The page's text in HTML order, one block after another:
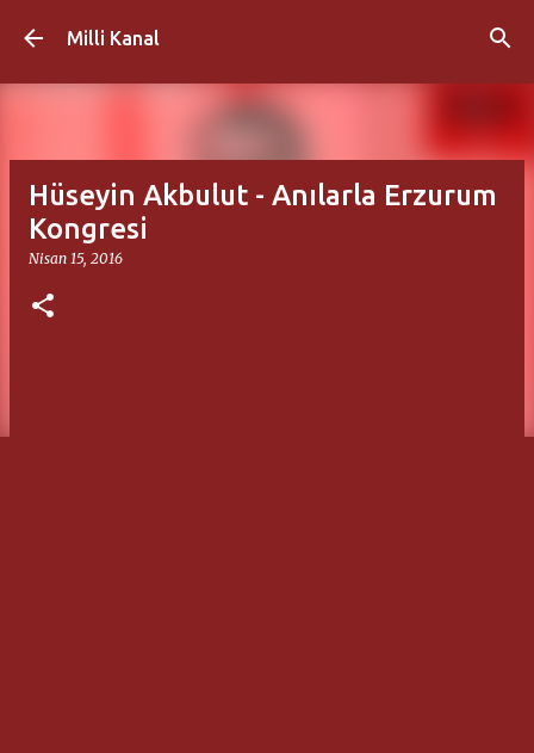
Milli Kanal
Hüseyin Akbulut - Anılarla Erzurum
Kongresi
Nisan 15, 2016